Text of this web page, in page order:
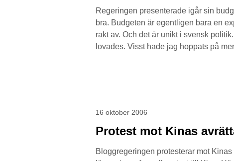
Regeringen presenterade igår sin
bra. Budgeten är egentligen bara en
rakt av. Och det är unikt i svensk
lovades. Visst hade jag hoppats på
16 oktober 2006
Protest mot Kinas
Bloggregeringen protesterar mot